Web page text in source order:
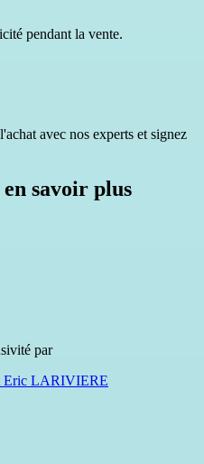
pendant la vente.
avec nos experts et signez
savoir plus
par
Eric LARIVIERE